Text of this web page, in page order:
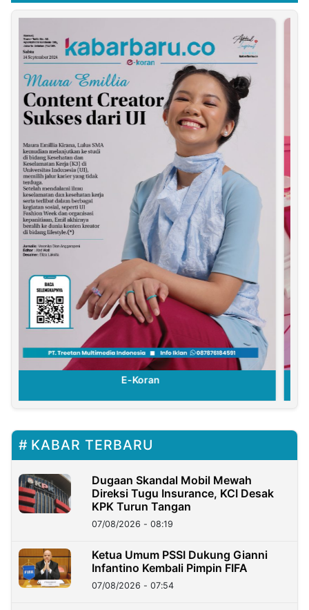
E-Koran
KABAR TERBARU
Dugaan Skandal Mobil Mewah
Direksi Tugu Insurance, KCI Desak
KPK Turun Tangan
07/08/2026 - 08:19
Ketua Umum PSSI Dukung Gianni
Infantino Kembali Pimpin FIFA
07/08/2026 - 07:54